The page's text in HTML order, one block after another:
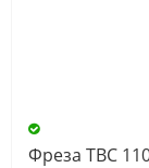
Фреза ТВС